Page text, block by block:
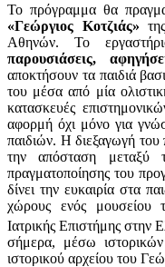
Το πρόγραμμα θα
«Γεώργιος Κοτζιάς»
Αθηνών. Το
παρουσιάσεις,
αποκτήσουν τα παιδιά
του μέσα από μία
κατασκευές
αφορμή όχι μόνο για
παιδιών. Η διεξαγωγή του
την απόσταση μεταξύ
πραγματοποίησης του
δίνει την ευκαιρία στα
χώρους ενός μουσείου
Ιατρικής Επιστήμης στην
σήμερα, μέσω
ιστορικού αρχείου του